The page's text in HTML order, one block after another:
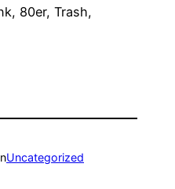
80er, Trash,
Uncategorized